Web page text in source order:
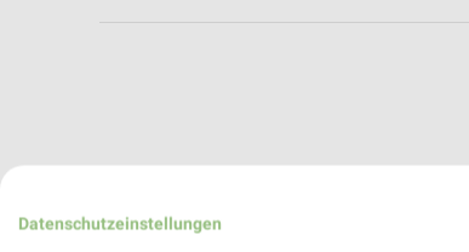
Datenschutzeinstellungen